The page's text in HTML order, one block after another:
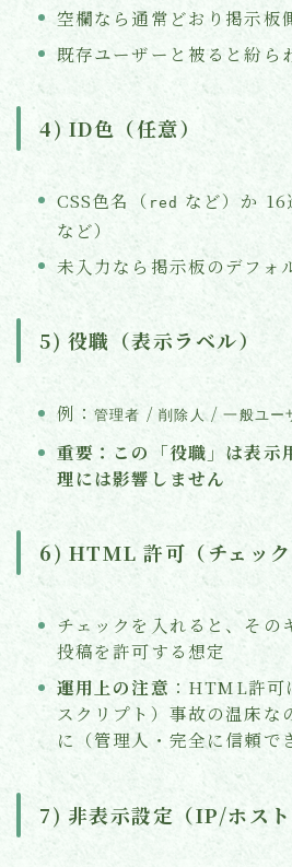
空欄なら通常どおり掲示板
既存ユーザーと被ると紛ら
4) ID色（任意）
CSS色名（ red など）か 16
など）
未入力なら掲示板のデフォ
5) 役職（表示ラベル）
例： 管理者 /削除人/一般ユー
重要：この「役職」は表示
理には影響しません
6) HTML 許可（チェック
チェックを入れると、そ
投稿を許可する想定
運用上の注意 ：HTML許可
スクリプト）事故の温床な
に（管理人・完全に信頼で
7) 非表示設定（IP/ホスト